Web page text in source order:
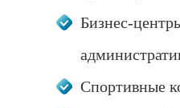
Бизнес-
Спортивные